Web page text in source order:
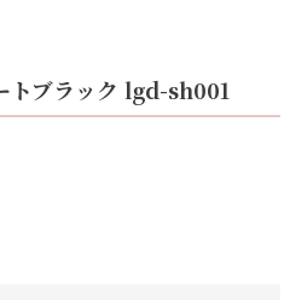
トブラック lgd-sh001